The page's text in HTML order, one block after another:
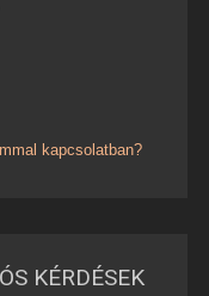
kapcsolatban?
KÉRDÉSEK